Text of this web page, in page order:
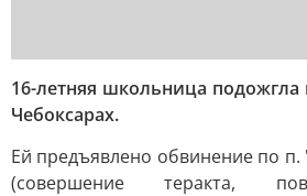
16-летняя школьница
Чебоксарах.
Ей предъявлено обвинение по п.
(совершение теракта,